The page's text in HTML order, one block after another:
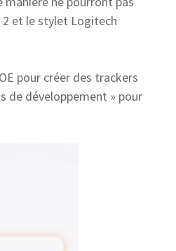
2 et le stylet Logitech
pour créer des trackers
de développement » pour